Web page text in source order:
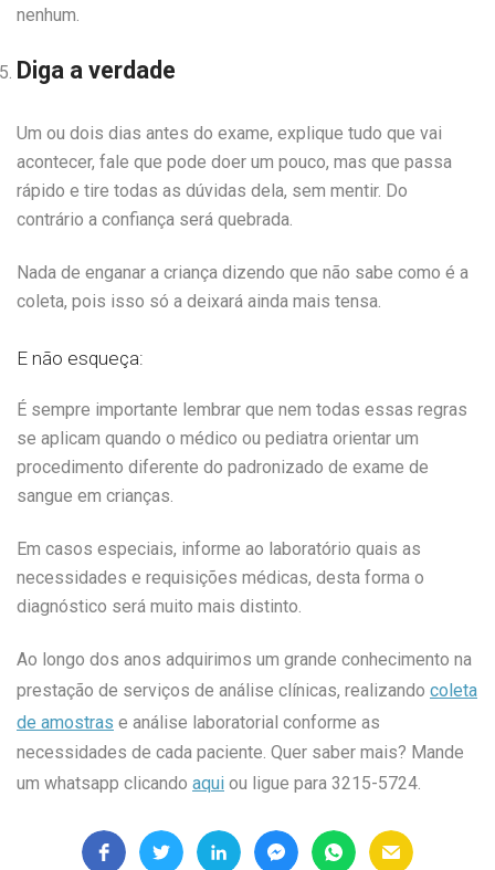
nenhum.
Diga a verdade
Um ou dois dias antes do exame, explique tudo que vai
acontecer, fale que pode doer um pouco, mas que passa
rápido e tire todas as dúvidas dela, sem mentir. Do
contrário a confiança será quebrada.
Nada de enganar a criança dizendo que não sabe como é a
coleta, pois isso só a deixará ainda mais tensa.
E não esqueça:
É sempre importante lembrar que nem todas essas regras
se aplicam quando o médico ou pediatra orientar um
procedimento diferente do padronizado de exame de
sangue em crianças.
Em casos especiais, informe ao laboratório quais as
necessidades e requisições médicas, desta forma o
diagnóstico será muito mais distinto.
Ao longo dos anos adquirimos um grande conhecimento na
prestação de serviços de análise clínicas, realizando coleta
de amostras e análise laboratorial conforme as
necessidades de cada paciente. Quer saber mais? Mande
um whatsapp clicando aqui ou ligue para 3215-5724.